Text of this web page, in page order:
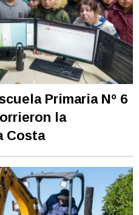
Primaria Nº 6
la
Costa